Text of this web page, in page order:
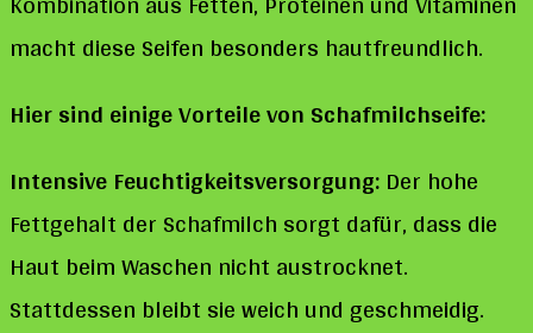
macht diese Seifen besonders hautfreundlich.
Hier sind einige Vorteile von Schafmilchseife:
Intensive Feuchtigkeitsversorgung:Der hohe
Fettgehalt der Schafmilch sorgt dafür, dass die
Haut beim Waschen nicht austrocknet.
Stattdessen bleibt sie weich und geschmeidig.